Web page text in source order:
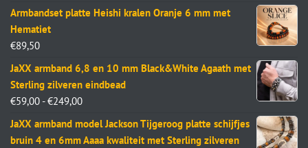
Armbandset platte Heishi kralen Oranje 6 mm met
Hematiet
€89,50
JaXX armband 6,8 en 10 mm Black&White Agaath met
Sterling zilveren eindbead
€59,00 - €249,00
JaXX armband model Jackson Tijgeroog platte schijfjes
bruin 4 en 6mm Aaaa kwaliteit met Sterling zilveren